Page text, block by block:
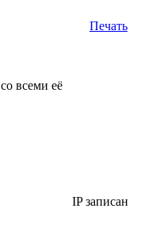
Печать
всеми её
IP записан